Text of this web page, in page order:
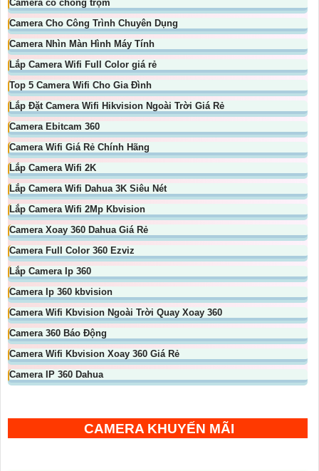
Camera có chống trộm
Camera Cho Công Trình Chuyên Dụng
Camera Nhìn Màn Hình Máy Tính
Lắp Camera Wifi Full Color giá rẻ
Top 5 Camera Wifi Cho Gia Đình
Lắp Đặt Camera Wifi Hikvision Ngoài Trời Giá Rẻ
Camera Ebitcam 360
Camera Wifi Giá Rẻ Chính Hãng
Lắp Camera Wifi 2K
Lắp Camera Wifi Dahua 3K Siêu Nét
Lắp Camera Wifi 2Mp Kbvision
Camera Xoay 360 Dahua Giá Rẻ
Camera Full Color 360 Ezviz
Lắp Camera Ip 360
Camera Ip 360 kbvision
Camera Wifi Kbvision Ngoài Trời Quay Xoay 360
Camera 360 Báo Động
Camera Wifi Kbvision Xoay 360 Giá Rẻ
Camera IP 360 Dahua
CAMERA KHUYẾN MÃI